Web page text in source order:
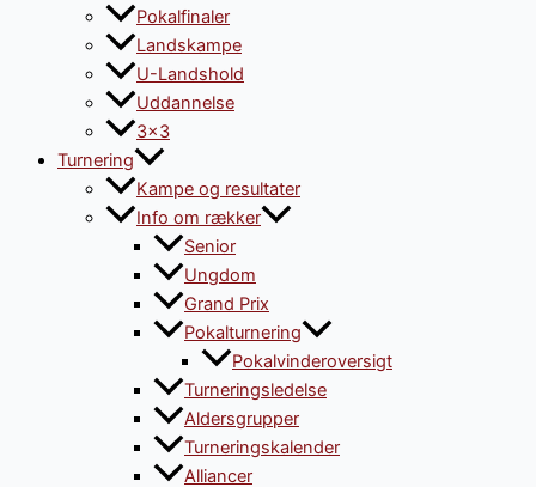
Pokalfinaler
Landskampe
U-Landshold
Uddannelse
3×3
Turnering
Kampe og resultater
Info om rækker
Senior
Ungdom
Grand Prix
Pokalturnering
Pokalvinderoversigt
Turneringsledelse
Aldersgrupper
Turneringskalender
Alliancer